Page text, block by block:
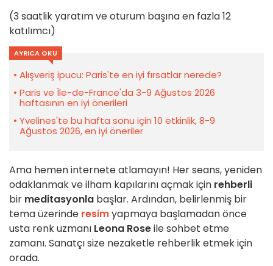
(3 saatlik yaratım ve oturum başına en fazla 12
katılımcı)
AYRICA OKU
Alışveriş ipucu: Paris'te en iyi fırsatlar nerede?
Paris ve Île-de-France'da 3-9 Ağustos 2026
haftasının en iyi önerileri
Yvelines'te bu hafta sonu için 10 etkinlik, 8-9
Ağustos 2026, en iyi öneriler
Ama hemen internete atlamayın! Her seans, yeniden
odaklanmak ve ilham kapılarını açmak için rehberli
bir meditasyonla başlar. Ardından, belirlenmiş bir
tema üzerinde resimyapmaya başlamadan önce
usta renk uzmanı Leona Roseile sohbet etme
zamanı. Sanatçı size nezaketle rehberlik etmek için
orada.